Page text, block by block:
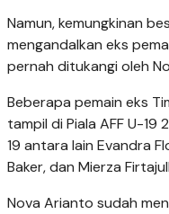
Namun, kemungkinan
mengandalkan eks
pernah ditukangi oleh
Beberapa pemain eks
tampil di Piala AFF U-
19 antara lain Evandra
Baker, dan Mierza
Nova Arianto sudah